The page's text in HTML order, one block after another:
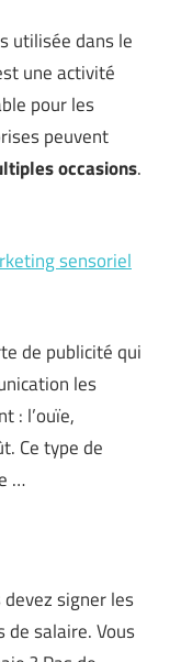
utilisée dans le
une activité
pour les
peuvent
occasions.
sensoriel
de publicité qui
les
: l’ouïe,
Ce type de
…
signer les
salaire. Vous